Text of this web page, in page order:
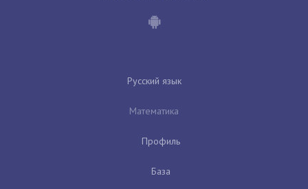
Русский язык
Математика
Профиль
База